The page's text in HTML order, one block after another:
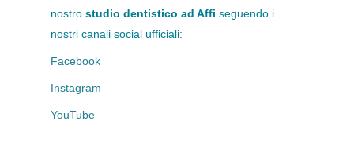
nostro studio dentistico ad Affi seguendo i
nostri canali social ufficiali:
Facebook
Instagram
YouTube